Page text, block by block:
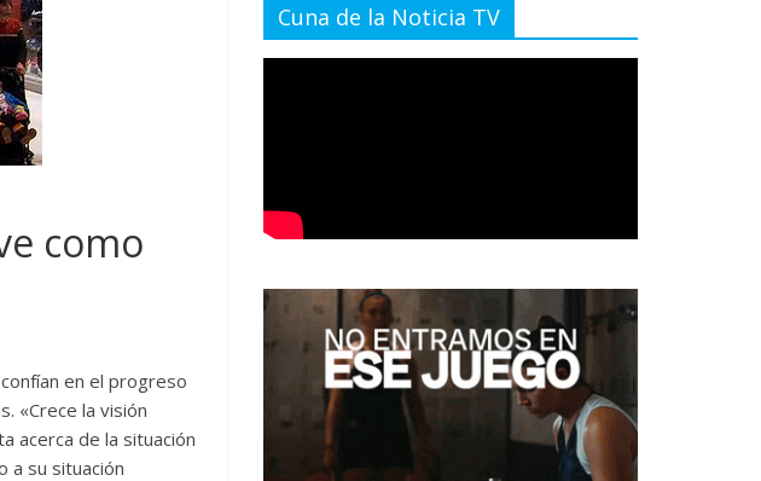
como
en el progreso
«Crece la visión
acerca de la situación
a su situación
Cuna de la Noticia TV